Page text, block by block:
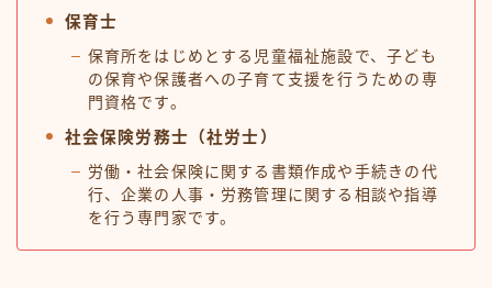
保育士
保育所をはじめとする児童福祉施設で、子ども
の保育や保護者への子育て支援を行うための専
門資格です。
社会保険労務士（社労士）
労働・社会保険に関する書類作成や手続きの代
行、企業の人事・労務管理に関する相談や指導
を行う専門家です。